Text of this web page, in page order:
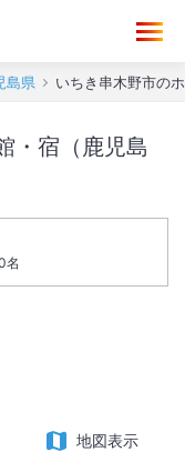
島県 いちき串木野市の
・宿（鹿児島
名
地図表示